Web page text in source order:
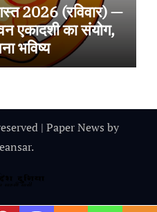
2026 (रविवार) —
एकादशी का संयोग,
भविष्य
| Paper News by
.